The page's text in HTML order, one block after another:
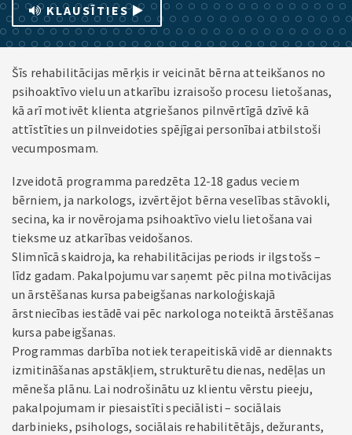
KLAUSĪTIES
Šīs rehabilitācijas mērķis ir veicināt bērna atteikšanos no
psihoaktīvo vielu un atkarību izraisošo procesu lietošanas,
kā arī motivēt klienta atgriešanos pilnvērtīgā dzīvē kā
attīstīties un pilnveidoties spējīgai personībai atbilstoši
vecumposmam.
Izveidotā programma paredzēta 12-18 gadus veciem
bērniem, ja narkologs, izvērtējot bērna veselības stāvokli,
secina, ka ir novērojama psihoaktīvo vielu lietošana vai
tieksme uz atkarības veidošanos.
Slimnīcā skaidroja, ka rehabilitācijas periods ir ilgstošs –
līdz gadam. Pakalpojumu var saņemt pēc pilna motivācijas
un ārstēšanas kursa pabeigšanas narkoloģiskajā
ārstniecības iestādē vai pēc narkologa noteiktā ārstēšanas
kursa pabeigšanas.
Programmas darbība notiek terapeitiskā vidē ar diennakts
izmitināšanas apstākļiem, strukturētu dienas, nedēļas un
mēneša plānu. Lai nodrošinātu uz klientu vērstu pieeju,
pakalpojumam ir piesaistīti speciālisti – sociālais
darbinieks, psihologs, sociālais rehabilitētājs, dežurants,